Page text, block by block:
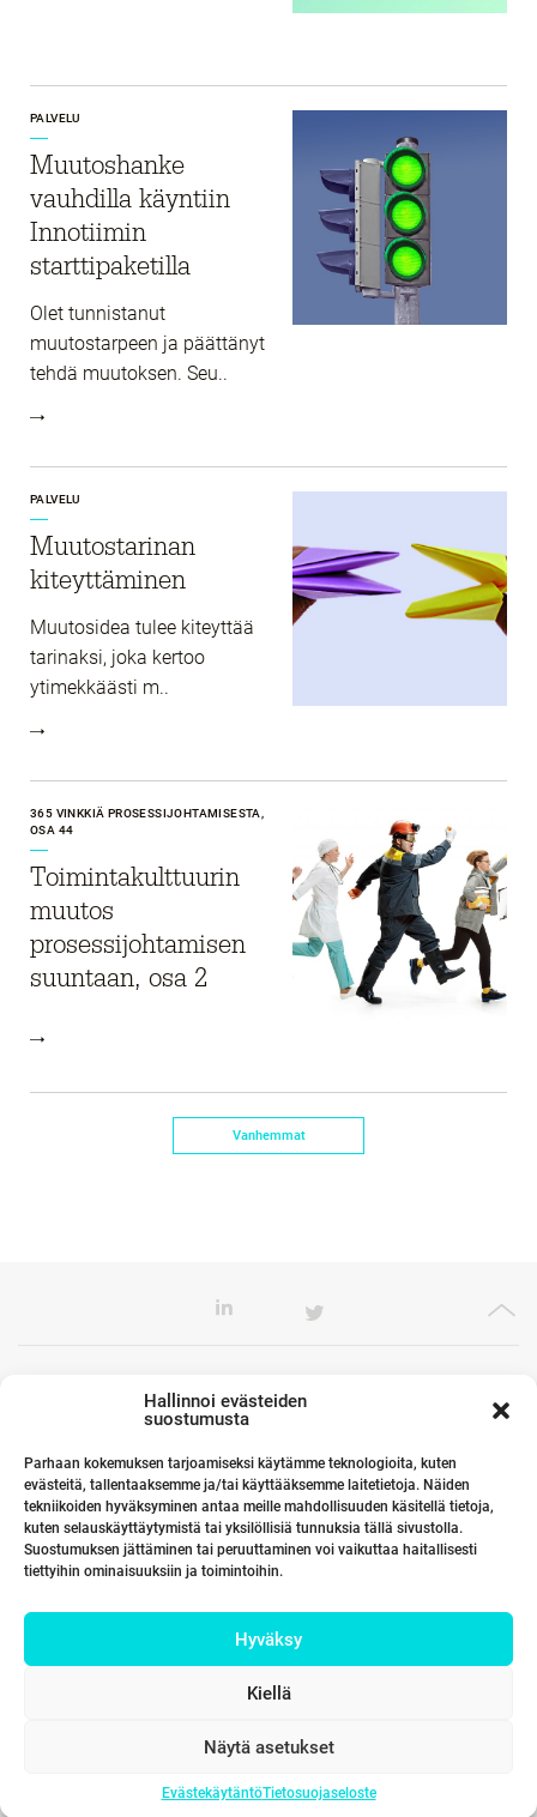
Hallinnoi evästeiden
suostumusta
Parhaan kokemuksen tarjoamiseksi käytämme teknologioita, kuten
evästeitä, tallentaaksemme ja/tai käyttääksemme laitetietoja. Näiden
tekniikoiden hyväksyminen antaa meille mahdollisuuden käsitellä tietoja,
kuten selauskäyttäytymistä tai yksilöllisiä tunnuksia tällä sivustolla.
Suostumuksen jättäminen tai peruuttaminen voi vaikuttaa haitallisesti
tiettyihin ominaisuuksiin ja toimintoihin.
Hyväksy
Kiellä
Näytä asetukset
EvästekäytäntöTietosuojaseloste
PALVELU
Muutoshanke
vauhdilla käyntiin
Innotiimin
starttipaketilla
Olet tunnistanut
muutostarpeen ja päättänyt
tehdä muutoksen. Seu..
PALVELU
Muutostarinan
kiteyttäminen
Muutosidea tulee kiteyttää
tarinaksi, joka kertoo
ytimekkäästi m..
365 VINKKIÄ PROSESSIJOHTAMISESTA,
OSA 44
Toimintakulttuurin
muutos
prosessijohtamisen
suuntaan, osa 2
Vanhemmat
Toimistomme Euroopassa
Kumppanimme maailmalla